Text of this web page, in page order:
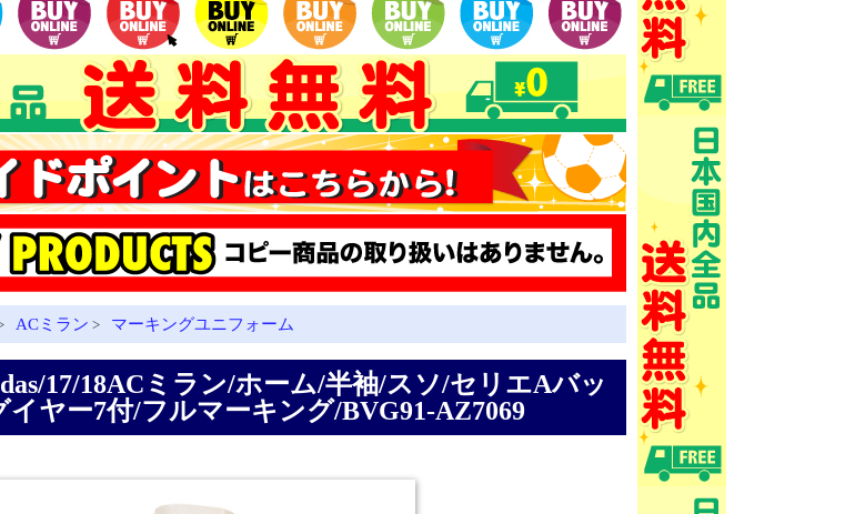
ACミラン > マーキングユニフォーム
17/18ACミラン/ホーム/半袖/スソ/セリエAバッ
イヤー7付/フルマーキング/BVG91-AZ7069